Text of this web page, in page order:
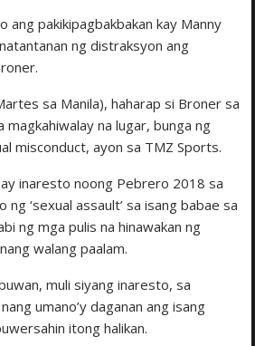
ang pakikipagbakbakan kay Manny
ng distraksyon ang
sa Manila), haharap si Broner sa
na lugar, bunga ng
misconduct, ayon sa TMZ Sports.
inaresto noong Pebrero 2018 sa
ng ‘sexual assault’ sa isang babae sa
ng mga pulis na hinawakan ng
walang paalam.
muli siyang inaresto, sa
umano’y daganan ang isang
itong halikan.